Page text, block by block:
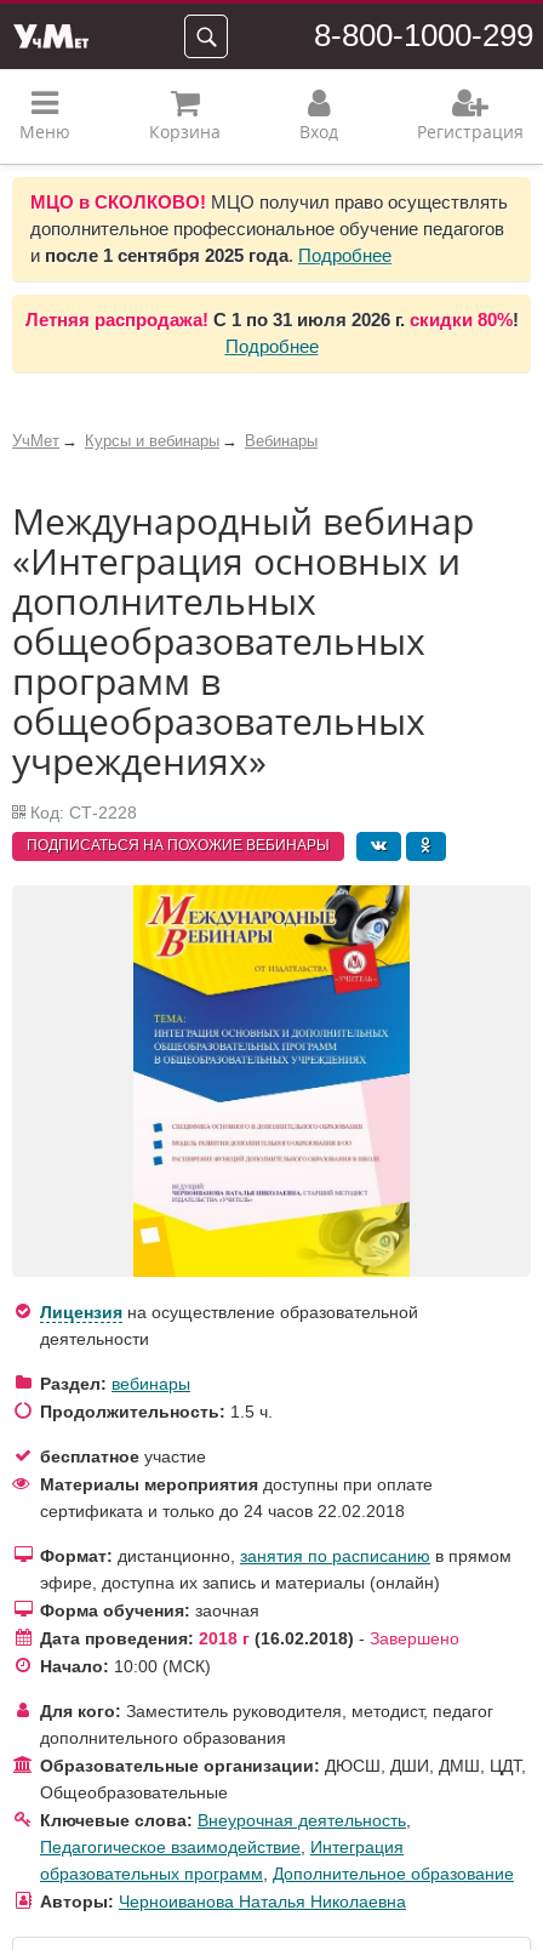
8-800-1000-299
Меню Корзина Вход Регистрация
МЦО в СКОЛКОВО! МЦО получил право осуществлять
дополнительное профессиональное обучение педагогов
и после 1 сентября 2025 года. Подробнее
Летняя распродажа! С 1 по 31 июля 2026 г. скидки 80%!
Подробнее
УчМет Курсы и вебинары Вебинары
Международный вебинар
«Интеграция основных и
дополнительных
общеобразовательных
программ в
общеобразовательных
учреждениях»
Код: СТ-2228
ПОДПИСАТЬСЯ НА ПОХОЖИЕВЕБИНАРЫ
Лицензия на осуществление образовательной
деятельности
Раздел: вебинары
Продолжительность: 1.5 ч.
бесплатное участие
Материалы мероприятия доступны при оплате
сертификата и только до 24 часов 22.02.2018
Формат: дистанционно, занятия по расписанию в прямом
эфире, доступна их запись и материалы (онлайн)
Форма обучения: заочная
Дата проведения: 2018 г 16.02.2018 - Завершено
Начало: 10:00 (МСК)
Для кого: Заместитель руководителя, методист, педагог
дополнительного образования
Образовательные организации: ДЮСШ, ДШИ, ДМШ, ЦДТ,
Общеобразовательные
Ключевые слова: Внеурочная деятельность,
Педагогическое взаимодействие, Интеграция
образовательных программ, Дополнительное образование
Авторы: Черноиванова Наталья Николаевна